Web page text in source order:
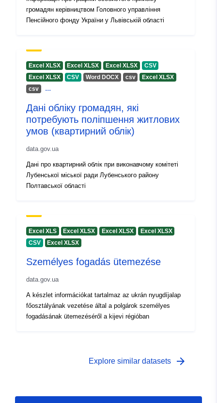
громадян керівництвом Головного управління
Пенсійного фонду України у Львівській області
Excel XLSX Excel XLSX Excel XLSX
CSV
Excel XLSX
CSV Word DOCX сsv
Excel XLSX
сsv
...
Дані обліку громадян, які
потребують поліпшення житлових
умов (квартирний облік)
data.gov.ua
Дані про квартирний облік при виконавчому комітеті
Лубенської міської ради Лубенського району
Полтавської області
Excel XLS Excel XLSX Excel XLSX
Excel XLSX
CSV
Excel XLSX
Személyes fogadás ütemezése
data.gov.ua
A készlet információkat tartalmaz az ukrán nyugdíjalap
főosztályának vezetése által a polgárok személyes
fogadásának ütemezéséről a kijevi régióban
Explore similar datasets arrow_forward